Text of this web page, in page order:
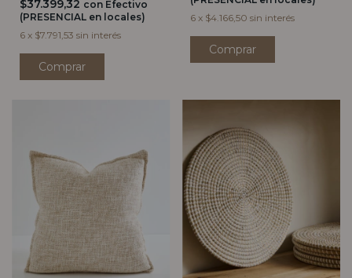
$37.399,32 con Efectivo
(PRESENCIAL en locales)
6 x $7.791,53 sin interés
Comprar
6 x $4.166,50 sin interés